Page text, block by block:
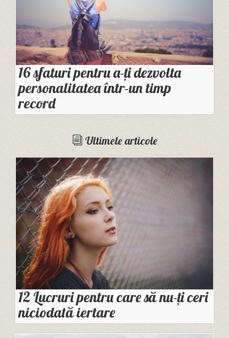
16 sfaturi pentru a-ți dezvolta
personalitatea într-un timp
record
Ultimele articole
12 Lucruri pentru care să nu-ți ceri
niciodată iertare